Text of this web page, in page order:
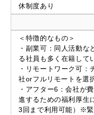
休制度あり
＜特徴的なもの＞
・副業可：同人活動
る社員も多く在籍して
・リモートワーク可
社orフルリモートを選
・アフター6：会社が
進するための福利厚生
3回まで利用可能）※